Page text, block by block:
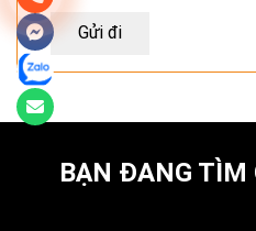
BẠN ĐANG TÌM